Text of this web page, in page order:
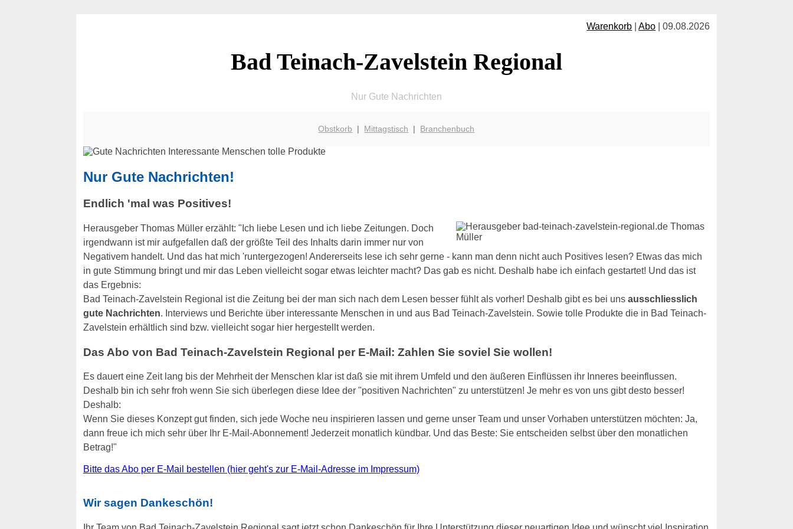
Warenkorb |Abo | 09.08.2026
Bad Teinach-Zavelstein Regional
Nur Gute Nachrichten
Obstkorb | Mittagstisch | Branchenbuch
Nur Gute Nachrichten!
Endlich 'mal was Positives!
Herausgeber Thomas Müller erzählt: "Ich liebe Lesen und ich liebe Zeitungen. Doch
irgendwann ist mir aufgefallen daß der größte Teil des Inhalts darin immer nur von
Negativem handelt. Und das hat mich 'runtergezogen! Andererseits lese ich sehr gerne - kann man denn nicht auch Positives lesen? Etwas das mich
in gute Stimmung bringt und mir das Leben vielleicht sogar etwas leichter macht? Das gab es nicht. Deshalb habe ich einfach gestartet! Und das ist
das Ergebnis:
Bad Teinach-Zavelstein Regional ist die Zeitung bei der man sich nach dem Lesen besser fühlt als vorher! Deshalb gibt es bei uns ausschliesslich
gute Nachrichten. Interviews und Berichte über interessante Menschen in und aus Bad Teinach-Zavelstein. Sowie tolle Produkte die in Bad Teinach-
Zavelstein erhältlich sind bzw. vielleicht sogar hier hergestellt werden.
Das Abo von Bad Teinach-Zavelstein Regional per E-Mail: Zahlen Sie soviel Sie wollen!
Es dauert eine Zeit lang bis der Mehrheit der Menschen klar ist daß sie mit ihrem Umfeld und den äußeren Einflüssen ihr Inneres beeinflussen.
Deshalb bin ich sehr froh wenn Sie sich überlegen diese Idee der "positiven Nachrichten" zu unterstützen! Je mehr es von uns gibt desto besser!
Deshalb:
Wenn Sie dieses Konzept gut finden, sich jede Woche neu inspirieren lassen und gerne unser Team und unser Vorhaben unterstützen möchten: Ja,
dann freue ich mich sehr über Ihr E-Mail-Abonnement! Jederzeit monatlich kündbar. Und das Beste: Sie entscheiden selbst über den monatlichen
Betrag!"
Bitte das Abo per E-Mail bestellen (hier geht's zur E-Mail-Adresse im Impressum)
Wir sagen Dankeschön!